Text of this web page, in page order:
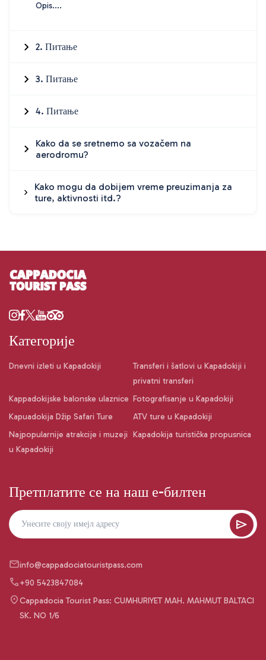
Opis....
2. Питање
3. Питање
4. Питање
Kako da se sretnemo sa vozačem na
aerodromu?
Kako mogu da dobijem vreme preuzimanja za
ture, aktivnosti itd.?
Категорије
Dnevni izleti u Kapadokiji
Transferi i šatlovi u Kapadokiji i
privatni transferi
Kappadokijske balonske ulaznice Fotografisanje u Kapadokiji
Kapuadokija Džip Safari Ture
ATV ture u Kapadokiji
Najpopularnije atrakcije i muzeji
u Kapadokiji
Kapadokija turistička propusnica
Претплатите се на наш е-билтен
info@cappadociatouristpass.com
+90 5423847084
Cappadocia Tourist Pass: CUMHURIYET MAH. MAHMUT BALTACI
SK. NO 1/6